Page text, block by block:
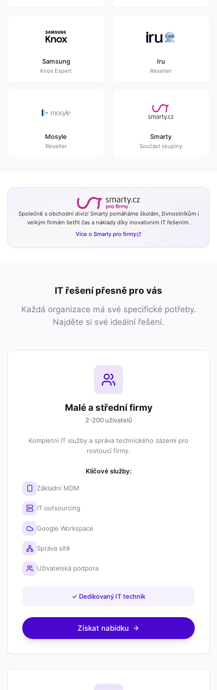
Samsung
Knox Expert
Iru
Reseller
Mosyle
Reseller
Smarty
Součást skupiny
Společně s obchodní divizí Smarty pomáháme školám, živnostníkům i
velkým firmám šetřit čas a náklady díky inovativním IT řešením.
Více o Smarty pro firmy
IT řešení přesně pro vás
Každá organizace má své specifické potřeby.
Najděte si své ideální řešení.
Malé a střední firmy
2-200 uživatelů
Kompletní IT služby a správa technického zázemí pro
rostoucí firmy.
Klíčové služby:
Základní MDM
IT outsourcing
Google Workspace
Správa sítě
Uživatelská podpora
✓ Dedikovaný IT technik
Získat nabídku